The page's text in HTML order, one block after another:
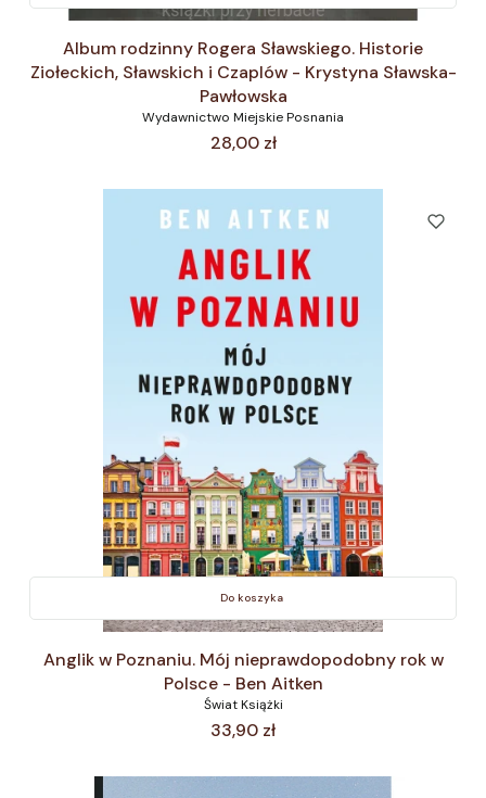
Album rodzinny Rogera Sławskiego. Historie
Ziołeckich, Sławskich i Czaplów - Krystyna Sławska-
Pawłowska
Wydawnictwo Miejskie Posnania
Cena
28,00 zł
Do koszyka
Anglik w Poznaniu. Mój nieprawdopodobny rok w
Polsce - Ben Aitken
Świat Książki
Cena
33,90 zł